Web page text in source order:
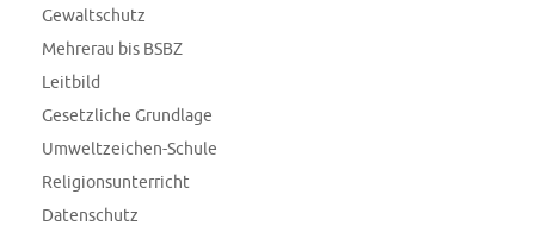
Gewaltschutz
Mehrerau bis BSBZ
Leitbild
Gesetzliche Grundlage
Umweltzeichen-Schule
Religionsunterricht
Datenschutz